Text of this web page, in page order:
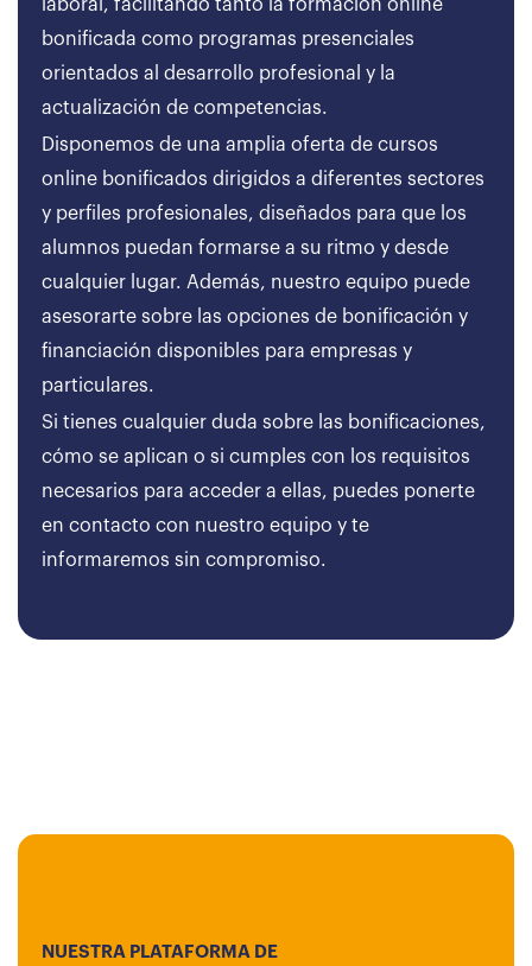
laboral, facilitando tanto la formación online
bonificada como programas presenciales
orientados al desarrollo profesional y la
actualización de competencias.
Disponemos de una amplia oferta de cursos
online bonificados dirigidos a diferentes sectores
y perfiles profesionales, diseñados para que los
alumnos puedan formarse a su ritmo y desde
cualquier lugar. Además, nuestro equipo puede
asesorarte sobre las opciones de bonificación y
financiación disponibles para empresas y
particulares.
Si tienes cualquier duda sobre las bonificaciones,
cómo se aplican o si cumples con los requisitos
necesarios para acceder a ellas, puedes ponerte
en contacto con nuestro equipo y te
informaremos sin compromiso.
NUESTRA PLATAFORMA DE